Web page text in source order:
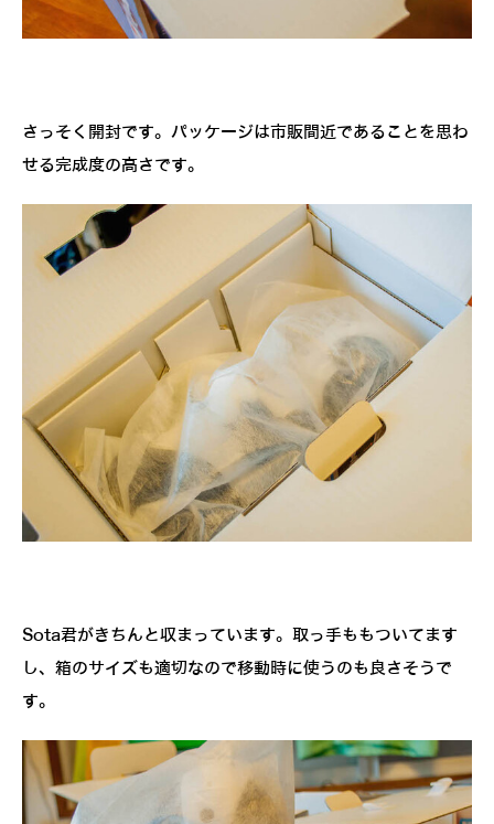
さっそく開封です。パッケージは市販間近であることを思わ
せる完成度の高さです。
Sota君がきちんと収まっています。取っ手ももついてます
し、箱のサイズも適切なので移動時に使うのも良さそうで
す。